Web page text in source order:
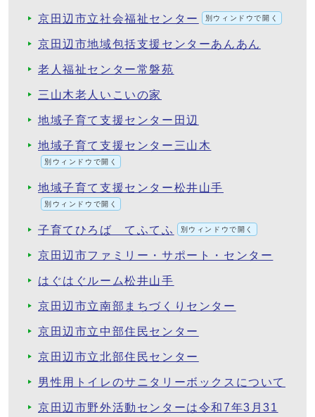
京田辺市立社会福祉センター 別ウィンドウで開く
京田辺市地域包括支援センターあんあん
老人福祉センター常磐苑
三山木老人いこいの家
地域子育て支援センター田辺
地域子育て支援センター三山木
別ウィンドウで開く
地域子育て支援センター松井山手
別ウィンドウで開く
子育てひろば てふてふ 別ウィンドウで開く
京田辺市ファミリー・サポート・センター
はぐはぐルーム松井山手
京田辺市立南部まちづくりセンター
京田辺市立中部住民センター
京田辺市立北部住民センター
男性用トイレのサニタリーボックスについて
京田辺市野外活動センターは令和7年3月31